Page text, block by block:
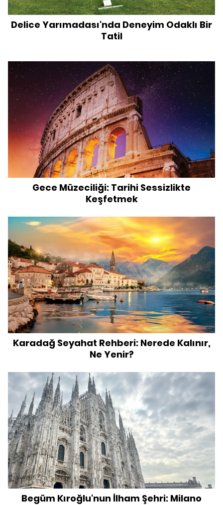
Delice Yarımadası'nda Deneyim Odaklı Bir
Tatil
Gece Müzeciliği: Tarihi Sessizlikte
Keşfetmek
Karadağ Seyahat Rehberi: Nerede Kalınır,
Ne Yenir?
Begüm Kıroğlu'nun İlham Şehri: Milano